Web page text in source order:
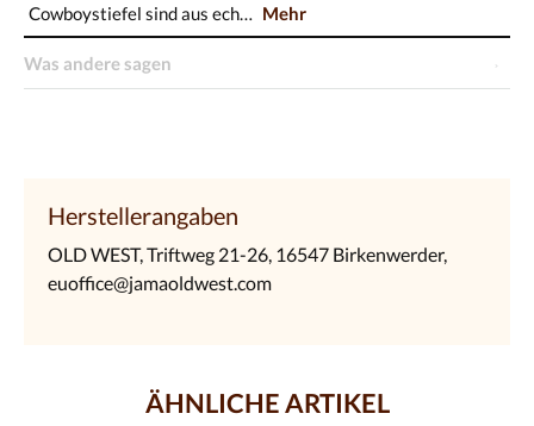
Cowboystiefel sind aus ech…
Mehr
Was andere sagen
Herstellerangaben
OLD WEST, Triftweg 21-26, 16547 Birkenwerder,
euoffice@jamaoldwest.com
ÄHNLICHE ARTIKEL